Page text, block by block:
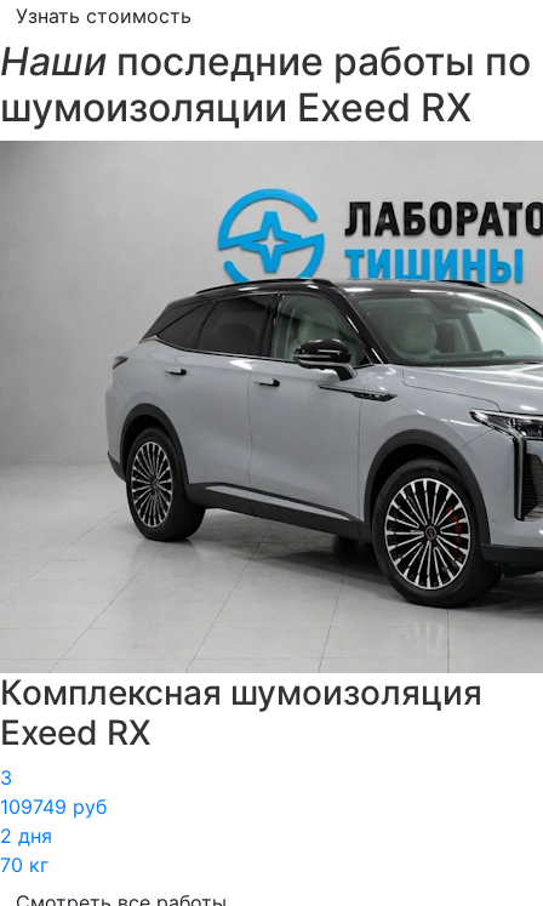
Узнать стоимость
Наши последние работы по
шумоизоляции Exeed RX
Комплексная шумоизоляция
Exeed RX
3
109749 руб
2 дня
70 кг